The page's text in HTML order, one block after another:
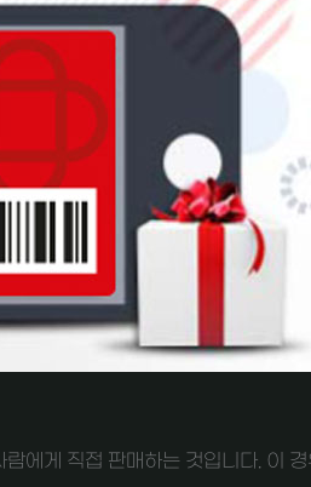
에게 직접 판매하는 것입니다. 이